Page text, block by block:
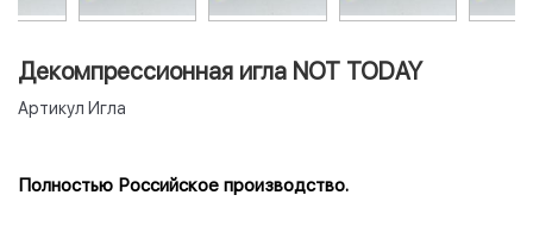
Декомпрессионная игла NOT TODAY
Артикул Игла
Полностью Российское производство.